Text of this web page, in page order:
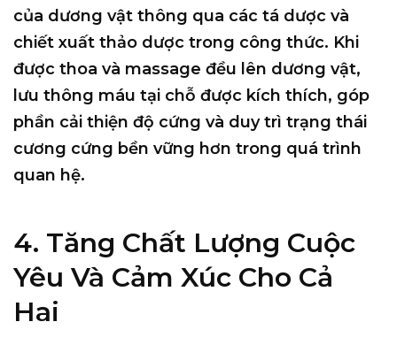
của dương vật thông qua các tá dược và
chiết xuất thảo dược trong công thức. Khi
được thoa và massage đều lên dương vật,
lưu thông máu tại chỗ được kích thích, góp
phần cải thiện độ cứng và duy trì trạng thái
cương cứng bền vững hơn trong quá trình
quan hệ.
4. Tăng Chất Lượng Cuộc
Yêu Và Cảm Xúc Cho Cả
Hai